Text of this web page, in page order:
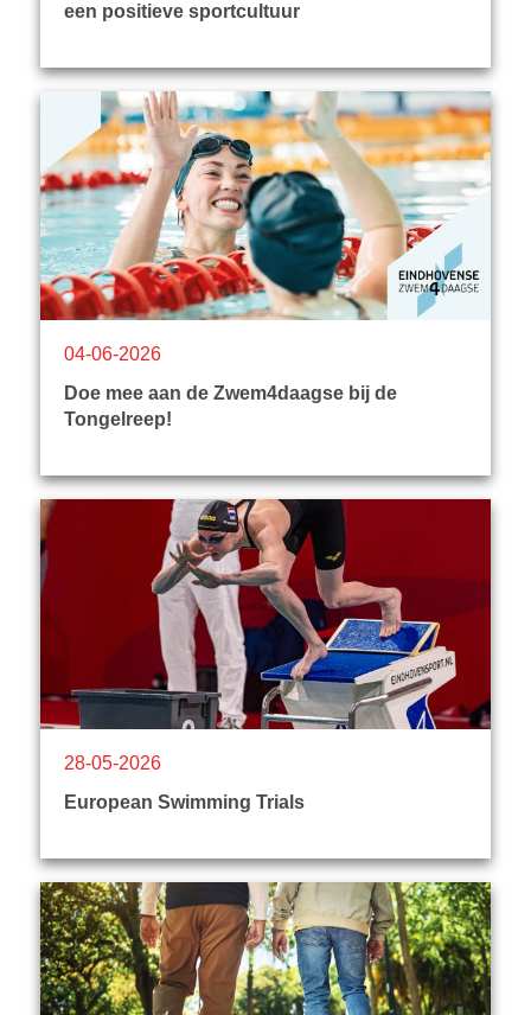
een positieve sportcultuur
Doe mee aan de Zwem4daagse bij de
Tongelreep!
04-06-2026
European Swimming Trials
28-05-2026